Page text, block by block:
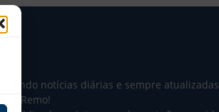
notícias diárias e sempre atualizadas
do Remo!